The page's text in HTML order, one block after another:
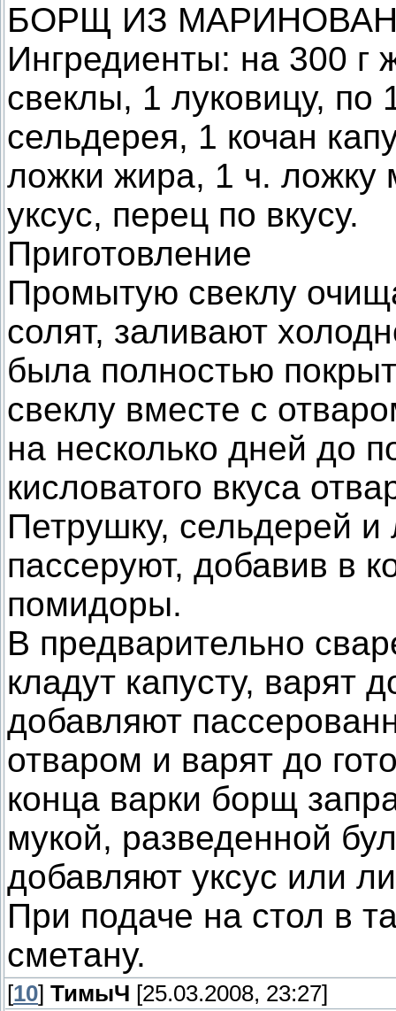
БОРЩ ИЗ
Ингредиенты: на 300
свеклы, 1 луковицу, по
сельдерея, 1 кочан
ложки жира, 1 ч. ложку
уксус, перец по вкусу.
Приготовление
Промытую свеклу
солят, заливают
была полностью
свеклу вместе с
на несколько дней до
кисловатого вкуса
Петрушку, сельдерей и
пассеруют, добавив в
помидоры.
В предварительно
кладут капусту, варят
добавляют
отваром и варят до
конца варки борщ
мукой, разведенной
добавляют уксус или
При подаче на стол в
сметану.
[10] ТимыЧ [25.03.2008, 23:27]